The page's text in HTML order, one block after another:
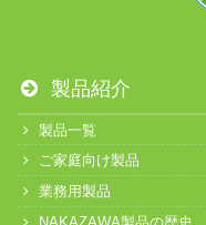
製品紹介
製品一覧
ご家庭向け製品
業務用製品
NAKAZAWA製品の歴史